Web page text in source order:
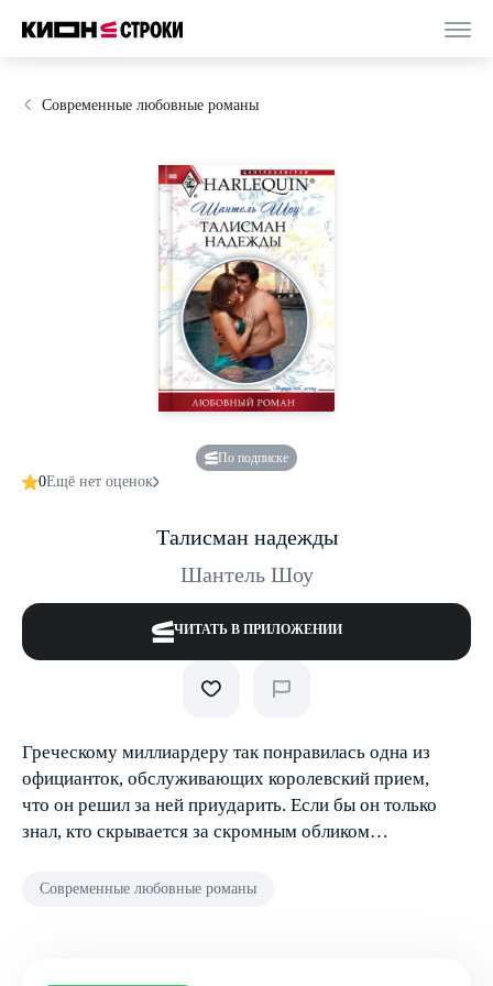
Современные любовные романы
По подписке
0Ещё нет оценок
Талисман надежды
Шантель Шоу
ЧИТАТЬ В ПРИЛОЖЕНИИ
Греческому миллиардеру так понравилась одна из
официанток, обслуживающих королевский прием,
что он решил за ней приударить. Если бы он только
знал, кто скрывается за скромным обликом…
Современные любовные романы